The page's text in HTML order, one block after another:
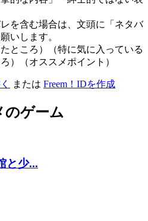
を含む場合は、文頭に「ネタバ
いします。
ところ）（特に気に入っている
）（オススメポイント）
または Freem！IDを作成
のゲーム
と少...